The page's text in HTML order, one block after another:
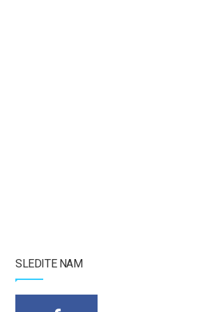
SLEDITE NAM